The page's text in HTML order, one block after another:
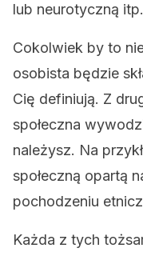
lub neurotyczną itp.
Cokolwiek by to
osobista będzie
Cię definiują. Z
społeczna
należysz. Na
społeczną opartą
pochodzeniu
Każda z tych